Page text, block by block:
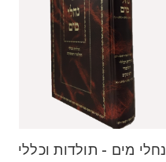
נחלי מים - תולדות וכללי